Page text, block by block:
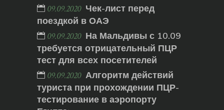
09.09.2020 Чек-лист перед
поездкой в ОАЭ
09.09.2020 На Мальдивы с 10.09
требуется отрицательный ПЦР
тест для всех посетителей
09.09.2020 Алгоритм действий
туриста при прохождении ПЦР-
тестирование в аэропорту